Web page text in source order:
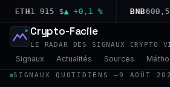
ETH1 915 $▲ +0,1 % BNB600,50 $
Crypto-Facile
LE RADAR DES SIGNAUX CRYPTO
Signaux Actualités Sources
SIGNAUX QUOTIDIENS —9 AOÛT